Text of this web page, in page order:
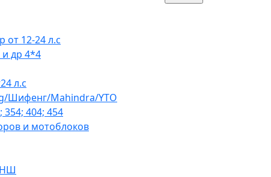
от 12-24 л.с
др 4*4
л.с
Шифенг/Mahindra/YTO
354; 404; 454
и мотоблоков
НШ